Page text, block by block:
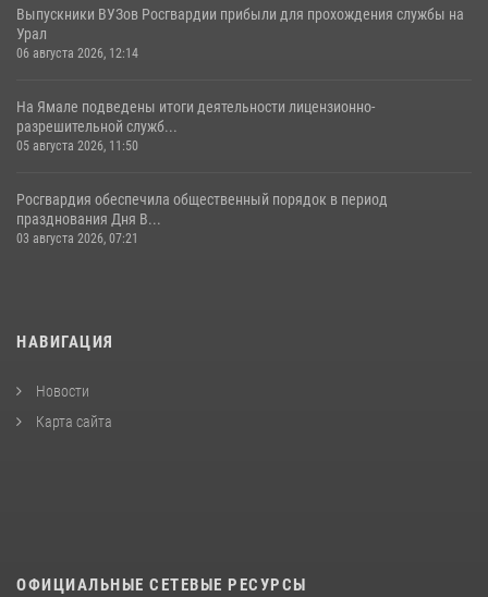
Выпускники ВУЗов Росгвардии прибыли для прохождения службы на
Урал
06 августа 2026, 12:14
На Ямале подведены итоги деятельности лицензионно-
разрешительной служб...
05 августа 2026, 11:50
Росгвардия обеспечила общественный порядок в период
празднования Дня В...
03 августа 2026, 07:21
НАВИГАЦИЯ
Новости
Карта сайта
ОФИЦИАЛЬНЫЕ СЕТЕВЫЕ РЕСУРСЫ